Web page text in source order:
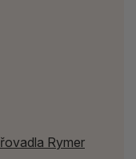
Rymer